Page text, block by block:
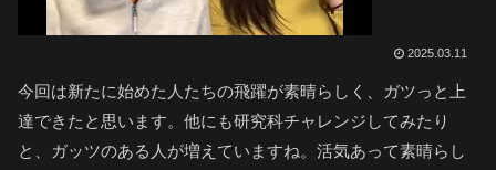
2025.03.11
今回は新たに始めた人たちの飛躍が素晴らしく、ガツっと上
達できたと思います。他にも研究科チャレンジしてみたり
と、ガッツのある人が増えていますね。活気あって素晴らし